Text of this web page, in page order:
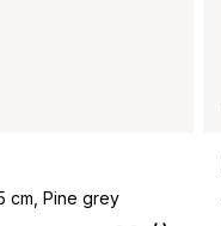
cm, Pine grey